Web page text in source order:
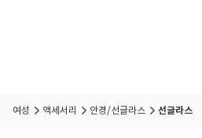
여성 액세서리 안경/선글라스 선글라스